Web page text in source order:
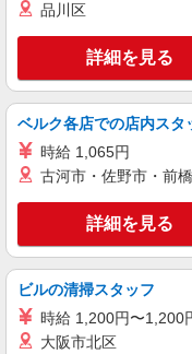
派遣社員
株式会社kotrio /●SD-H-
白河
時
白
キープ
派遣社員
株式会社kotrio /●SD-H-
品川区
詳細を見る
ベルク各店での店内スタ
時給 1,065円
古河市・佐野市・前
詳細を見る
ビルの清掃スタッフ
時給 1,200円〜1,200
大阪市北区